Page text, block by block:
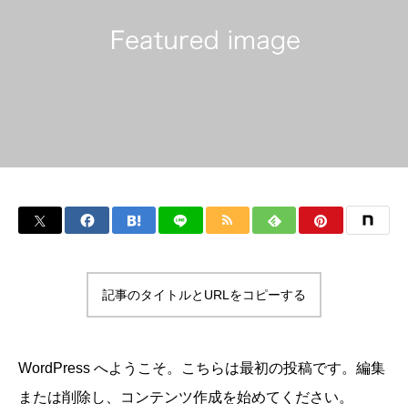
記事のタイトルとURLをコピーする
WordPress へようこそ。こちらは最初の投稿です。編集
または削除し、コンテンツ作成を始めてください。